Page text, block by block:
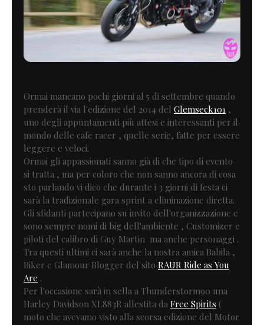
Ormai mancano pochi giorni al 5 di settembre quando
prenderà il via l'edizione del 2014 del Glemseck101 ,
uno degli appuntamenti più attesi e interessanti per il
mondo delle cafe racer , quelle serie, fatte per essere
leggere e veloci.
Ormai gli appassionati sanno già di che tipo di evento
si tratta , ma per coloro che non sanno ancora di cosa
sto parlando vi dico che durante i 3 giorni di festa ci
sarà la tradizionale gara sprint a eliminazione diretta.
Gli sfidanti partecipano su invito dell'organizzazione e
sono sempre nomi di big dell'ambiente , Customizer e
piloti del calibro di Guy Martin ma anche personaggi .
Tra questi ultimi ci sarà anche la nostra amica Babila ,
Biker e Glamour Blogger del sito RAUR Ride as You
Are .
Per l'occasione sarà in sella a Thunderstorm90 una
Harley Davidson XL883R allestita da Free Spirits (
moto che avevamo visto alla scorsa edizione del Motor